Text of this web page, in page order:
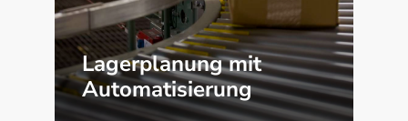
Lagerplanung mit
Automatisierung